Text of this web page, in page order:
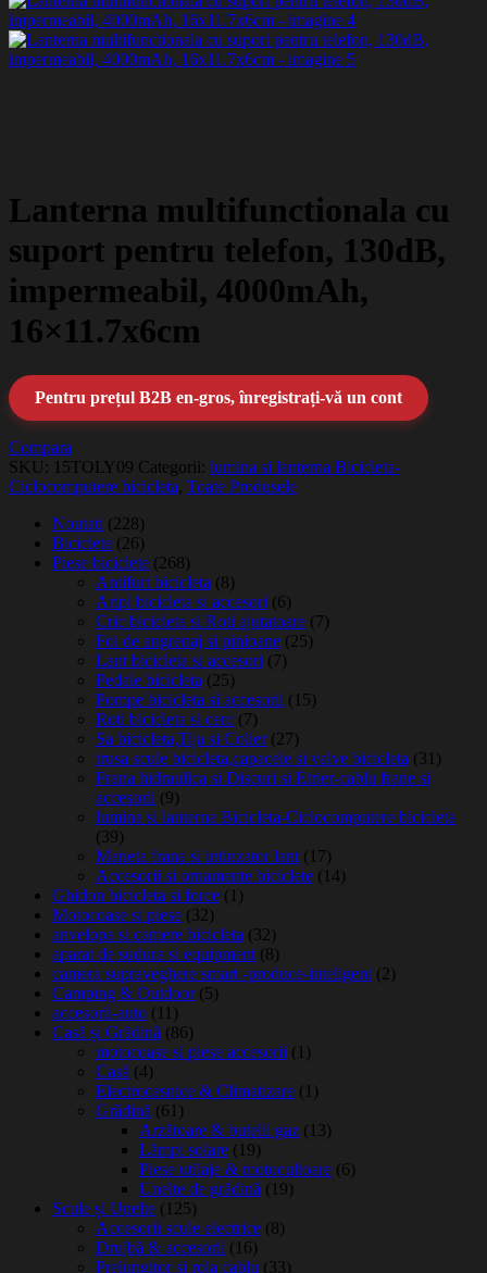
Lanterna multifunctionala cu
suport pentru telefon, 130dB,
impermeabil, 4000mAh,
16×11.7x6cm
Pentru prețul B2B en-gros, înregistrați-vă un cont
Compara
SKU: 15TOLY09 Categorii: lumina si lanterna Bicicleta-
Ciclocomputere bicicleta, Toate Produsele
Noutati (228)
Biciclete (26)
Piese biciclete (268)
Antifurt bicicleta (8)
Aripi bicicleta si accesori (6)
Cric bicicleta si Roti ajutatoare (7)
Foi de angrenaj si pinioane (25)
Lant bicicleta si accesori (7)
Pedale bicicleta (25)
Pompe bicicleta si accesorii (15)
Roti bicicleta si cerc (7)
Sa bicicleta,Tija si Colier (27)
trusa scule bicicleta,capacele si valve bicicleta (31)
Frana hidraulica si Discuri si Etrier-cablu frane si
accesorii (9)
lumina si lanterna Bicicleta-Ciclocomputere bicicleta
(39)
Maneta frana si intinzator lant (17)
Accesorii si ornamente biciclete (14)
Ghidon bicicleta si force (1)
Motocoase si piese (32)
anvelopa si camere bicicleta (32)
aparat de sudura si equipment (8)
camera supraveghere smart -produce-inteligent (2)
Camping & Outdoor (5)
accesorii-auto (11)
Casă și Grădină (86)
motocoase si piese accesorii (1)
Casă (4)
Electrocasnice & Climatizare (1)
Grădină (61)
Arzătoare & butelii gaz (13)
Lămpi solare (19)
Piese utilaje & motocultoare (6)
Unelte de grădină (19)
Scule și Unelte (125)
Accesorii scule electrice (8)
Drujbă & accesorii (16)
Prelungitor si rola cablu (33)